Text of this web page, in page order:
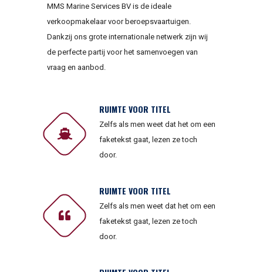
MMS Marine Services BV is de ideale
verkoopmakelaar voor beroepsvaartuigen.
Dankzij ons grote internationale netwerk zijn wij
de perfecte partij voor het samenvoegen van
vraag en aanbod.
RUIMTE VOOR TITEL
Zelfs als men weet dat het om een
faketekst gaat, lezen ze toch
door.
RUIMTE VOOR TITEL
Zelfs als men weet dat het om een
faketekst gaat, lezen ze toch
door.